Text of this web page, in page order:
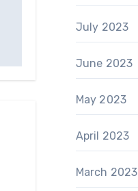
July 2023
June 2023
May 2023
April 2023
March 2023